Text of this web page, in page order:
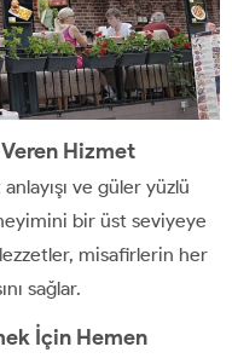
Hizmet
ve güler yüzlü
bir üst seviyeye
lezzetler, misafirlerin her
sağlar.
İçin Hemen